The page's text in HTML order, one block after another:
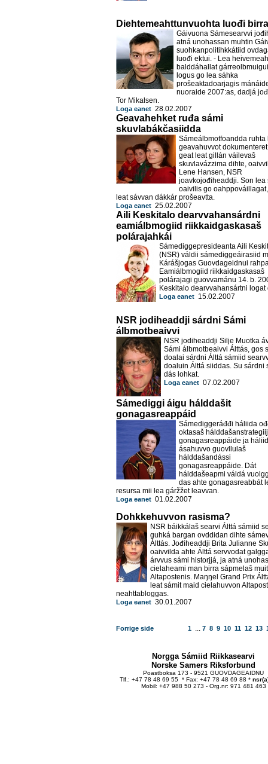
Diehtemeahttunvuohta luođi birra
Gáivuona Sámesearvvi
atná unohassan muhtin
suohkanpolitihkkátiid
luođi ektui. - Lea
balddáhallat
logus go lea sáhka
prošeaktadoarjagis
nuoraide 2007:as, dadjá
Tor Mikalsen.
Loga eanet 28.02.2007
Geavahehket ruđa sámi
skuvlabákčasiidda
Sámeálbmotfoandda ruhta
geavahuvvot
geat leat gillán váilevaš
skuvlavázzima dihte,
Lene Hansen, NSR
joavkojođiheaddji. Son lea
oaivilis go
leat sávvan dákkár prošeavtta.
Loga eanet 25.02.2007
Aili Keskitalo dearvvahansárdni
eamiálbmogiid riikkaidgaskasaš
polárajahkái
Sámediggepresideanta Aili
(NSR) váldii sámediggeáirasiid
Kárášjogas Guovdageidnui
Eamiálbmogiid riikkaidgaskasaš
polárajagi guovvamánu 14. b.
Keskitalo dearvvahansártni logat
Loga eanet 15.02.2007
NSR jodiheaddji sárdni Sámi
álbmotbeaivvi
NSR jodiheaddji Silje Muotka
Sámi álbmotbeaivvi Álttás, gos
doalai sárdni Álttá sámiid
doaluin Álttá siiddas. Su sárdni
dás lohkat.
Loga eanet 07.02.2007
Sámediggi áigu hálddašit
gonagasreappáid
Sámediggeráđđi háliida
oktasaš
gonagasreappáide ja
ásahuvvo guovllulaš
hálddašandássi
gonagasreappáide. Dát
hálddašeapmi váldá
das ahte gonagasreabbát
resursa mii lea gáržžet leavvan.
Loga eanet 01.02.2007
Dohkkehuvvon rasisma?
NSR báikkálaš searvi Álttá sámiid
guhká bargan ovddidan dihte
Álttás. Jođiheaddji Brita Julianne
oaivvilda ahte Álttá servvodat
árvvus sámi historjjá, ja atná
cielaheami man birra sápmelaš
Altapostenis. Maŋŋel Grand Prix
leat sámit maid cielahuvvon
neahttabloggas.
Loga eanet 30.01.2007
Forrige side 1 ... 7 8 9 10 11 12 13
Norgga Sámiid Riikkasearvi
Norske Samers Riksforbund
Poastboksa 173 - 9521 GUOVDAGEAIDNU
Tlf.: +47 78 48 69 55 * Fax: +47 78 48 69 88 *
Mobil: +47 988 50 273 - Org.nr: 971 481 463